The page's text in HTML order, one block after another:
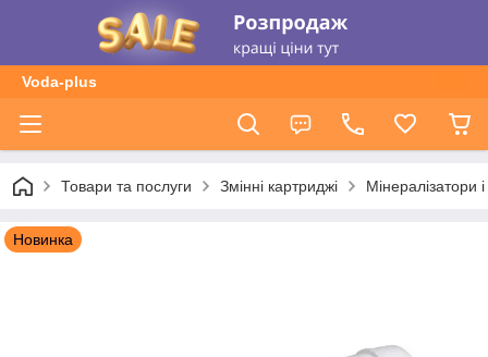
Voda-plus
Товари та послуги Змінні картриджі Мінералізатори
Новинка